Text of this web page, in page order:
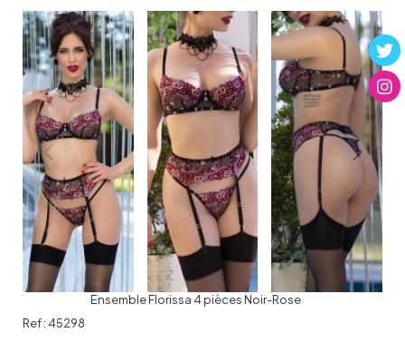
Ensemble Florissa 4 pièces Noir-Rose
Ref : 45298